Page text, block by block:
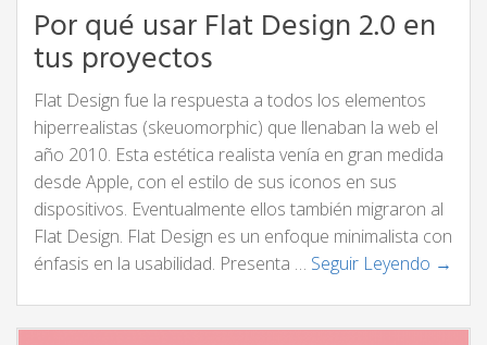
Por qué usar Flat Design 2.0 en
tus proyectos
Flat Design fue la respuesta a todos los elementos
hiperrealistas (skeuomorphic) que llenaban la web el
año 2010. Esta estética realista venía en gran medida
desde Apple, con el estilo de sus iconos en sus
dispositivos. Eventualmente ellos también migraron al
Flat Design. Flat Design es un enfoque minimalista con
énfasis en la usabilidad. Presenta … Seguir Leyendo →